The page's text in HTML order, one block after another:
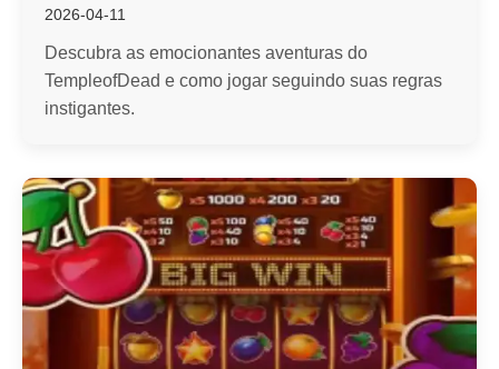
2026-04-11
Descubra as emocionantes aventuras do
TempleofDead e como jogar seguindo suas regras
instigantes.